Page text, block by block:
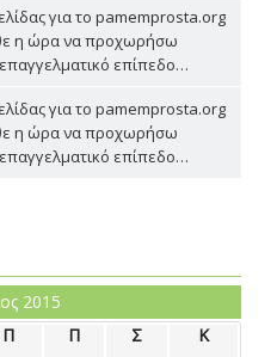
για το pamemprosta.org
η ώρα να προχωρήσω
επίπεδο…
για το pamemprosta.org
η ώρα να προχωρήσω
επίπεδο…
2015
Π Π Σ Κ